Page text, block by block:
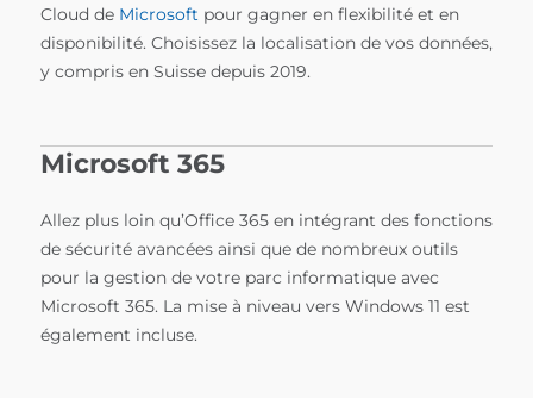
Cloud de Microsoft pour gagner en flexibilité et en
disponibilité. Choisissez la localisation de vos données,
y compris en Suisse depuis 2019.
Microsoft 365
Allez plus loin qu’Office 365 en intégrant des fonctions
de sécurité avancées ainsi que de nombreux outils
pour la gestion de votre parc informatique avec
Microsoft 365. La mise à niveau vers Windows 11 est
également incluse.